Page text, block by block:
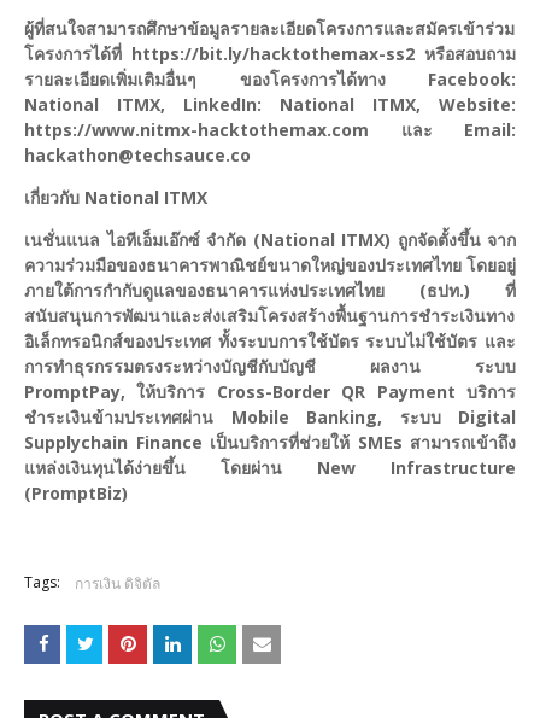
ผู้ที่สนใจสามารถศึกษาข้อมูลรายละเอียดโครงการและสมัครเข้าร่วม
โครงการได้ที่ https://bit.ly/hacktothemax-ss2 หรือสอบถาม
รายละเอียดเพิ่มเติมอื่นๆ ของโครงการได้ทาง Facebook:
National ITMX, LinkedIn: National ITMX, Website:
https://www.nitmx-hacktothemax.com และ Email:
hackathon@techsauce.co
เกี่ยวกับ National ITMX
เนชั่นแนล ไอทีเอ็มเอ๊กซ์ จำกัด (National ITMX) ถูกจัดตั้งขึ้น จาก
ความร่วมมือของธนาคารพาณิชย์ขนาดใหญ่ของประเทศไทย โดยอยู่
ภายใต้การกำกับดูแลของธนาคารแห่งประเทศไทย (ธปท.) ที่
สนับสนุนการพัฒนาและส่งเสริมโครงสร้างพื้นฐานการชำระเงินทาง
อิเล็กทรอนิกส์ของประเทศ ทั้งระบบการใช้บัตร ระบบไม่ใช้บัตร และ
การทำธุรกรรมตรงระหว่างบัญชีกับบัญชี ผลงาน ระบบ
PromptPay, ให้บริการ Cross-Border QR Payment บริการ
ชำระเงินข้ามประเทศผ่าน Mobile Banking, ระบบ Digital
Supplychain Finance เป็นบริการที่ช่วยให้ SMEs สามารถเข้าถึง
แหล่งเงินทุนได้ง่ายขึ้น โดยผ่าน New Infrastructure
(PromptBiz)
Tags: การเงิน ดิจิตัล